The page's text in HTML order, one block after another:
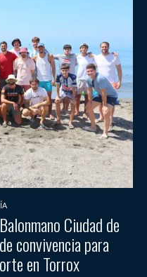
Ciudad de
convivencia para
en Torrox